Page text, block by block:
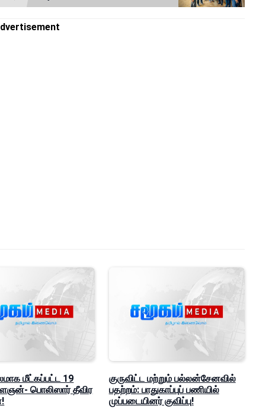
மீட்கப்பட்ட 19
பொலிஸார் தீவிர
குருவிட்ட மற்றும் பல்லன்சேனவில்
பதற்றம்: பாதுகாப்புப் பணியில்
முப்படையினர் குவிப்பு!